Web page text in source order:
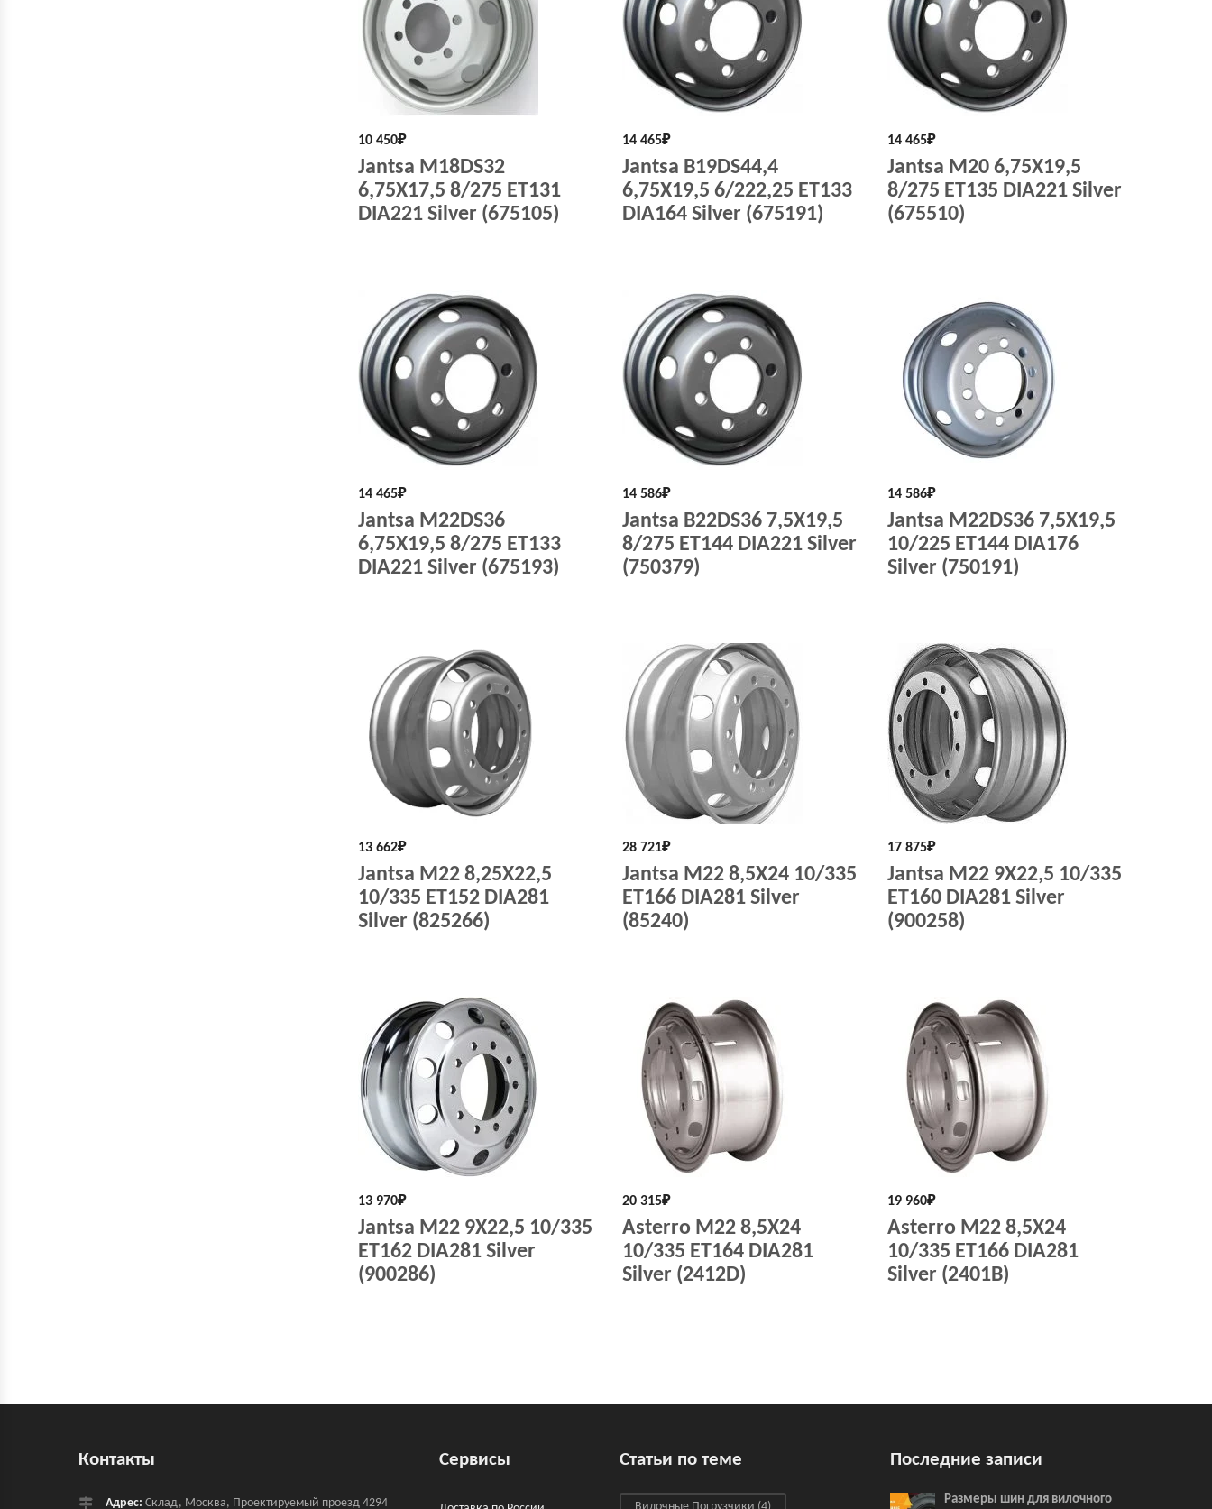
10 450₽
Jantsa M18DS32
6,75X17,5 8/275 ET131
DIA221 Silver (675105)
14 465₽
Jantsa B19DS44,4
6,75X19,5 6/222,25 ET133
DIA164 Silver (675191)
14 465₽
Jantsa M20 6,75X19,5
8/275 ET135 DIA221 Silver
(675510)
14 465₽
Jantsa M22DS36
6,75X19,5 8/275 ET133
DIA221 Silver (675193)
14 586₽
Jantsa B22DS36 7,5X19,5
8/275 ET144 DIA221 Silver
(750379)
14 586₽
Jantsa M22DS36 7,5X19,5
10/225 ET144 DIA176
Silver (750191)
13 662₽
Jantsa M22 8,25X22,5
10/335 ET152 DIA281
Silver (825266)
28 721₽
Jantsa M22 8,5X24 10/335
ET166 DIA281 Silver
(85240)
17 875₽
Jantsa M22 9X22,5 10/335
ET160 DIA281 Silver
(900258)
13 970₽
Jantsa M22 9X22,5 10/335
ET162 DIA281 Silver
(900286)
20 315₽
Asterro M22 8,5X24
10/335 ET164 DIA281
Silver (2412D)
19 960₽
Asterro M22 8,5X24
10/335 ET166 DIA281
Silver (2401B)
Контакты
Адрес: Склад, Москва, Проектируемый проезд 4294
Сервисы Статьи по теме Последние записи
Размеры шин для вилочного